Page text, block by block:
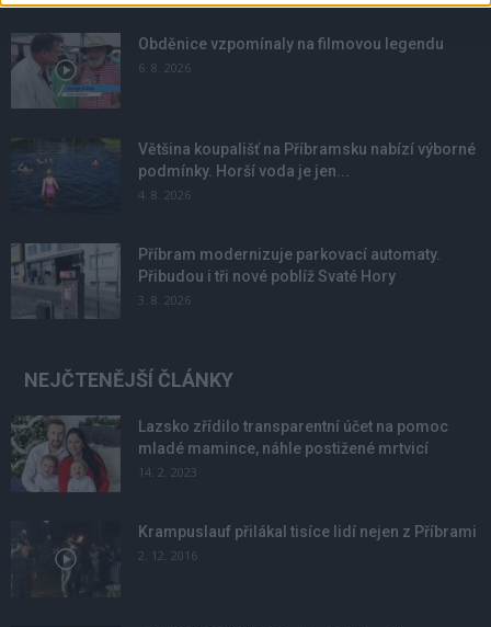
Obděnice vzpomínaly na filmovou legendu
6. 8. 2026
Většina koupališť na Příbramsku nabízí výborné
podmínky. Horší voda je jen...
4. 8. 2026
Příbram modernizuje parkovací automaty.
Přibudou i tři nové poblíž Svaté Hory
3. 8. 2026
NEJČTENĚJŠÍ ČLÁNKY
Lazsko zřídilo transparentní účet na pomoc
mladé mamince, náhle postižené mrtvicí
14. 2. 2023
Krampuslauf přilákal tisíce lidí nejen z Příbrami
2. 12. 2016